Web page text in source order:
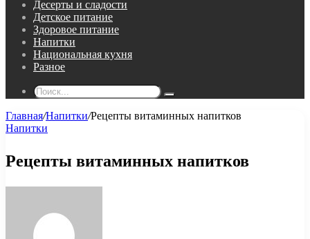
Десерты и сладости
Детское питание
Здоровое питание
Напитки
Национальная кухня
Разное
Поиск...
Главная/Напитки/Рецепты витаминных напитков
Напитки
Рецепты витаминных напитков